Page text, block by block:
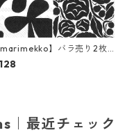
marimekko】バラ売り2枚
チサイズ ペーパーナプキ
RUUDUT ブラック
最近チェック